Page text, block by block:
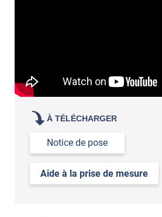
À TÉLÉCHARGER
Notice de pose
Aide à la prise de mesure